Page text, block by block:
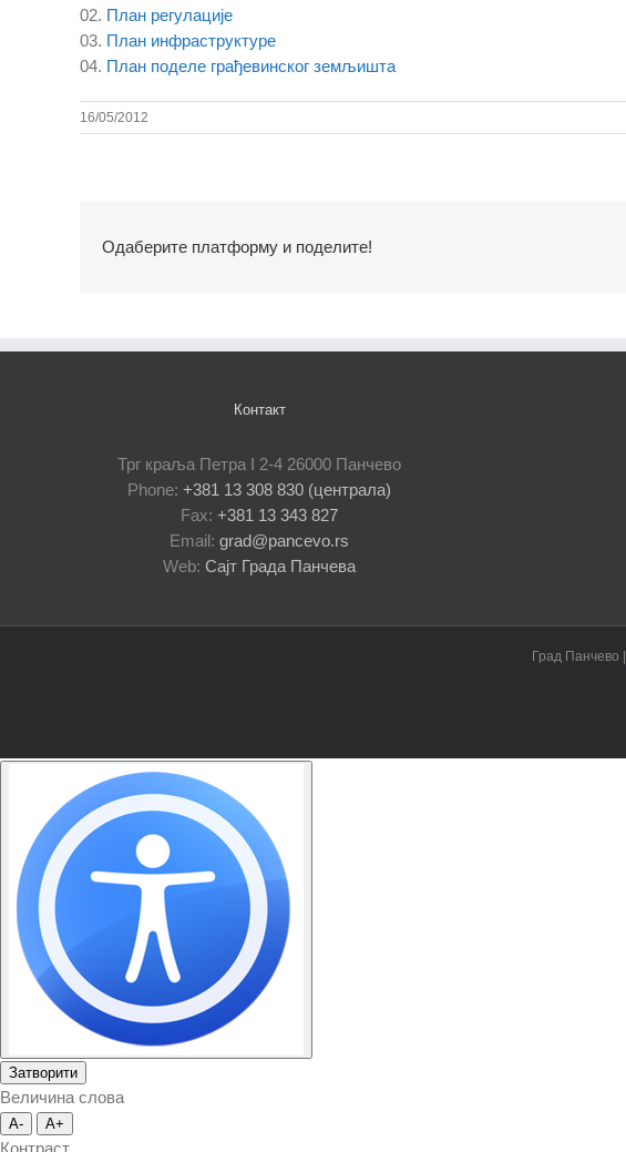
02. План регулације
03. План инфраструктуре
04. План поделе грађевинског земљишта
16/05/2012
Одаберите платформу и поделите!
Контакт
Трг краља Петра I 2-4 26000 Панчево
Phone: +381 13 308 830 (централа)
Fax: +381 13 343 827
Email: grad@pancevo.rs
Web: Сајт Града Панчева
Град Панчево |
Затворити
Величина слова
A- A+
Контраст